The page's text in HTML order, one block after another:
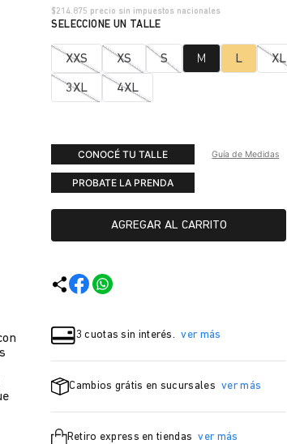
$214.875 precio sin impuestos nacionales
XXS XS S M L XL
3XL 4XL
CONOCÉ TU TALLE Guía de Medidas
PROBATE LA PRENDA
AGREGAR AL CARRITO
3 cuotas sin interés. ver más
Cambios grátis en sucursales ver más
Retiro express en tiendas ver más